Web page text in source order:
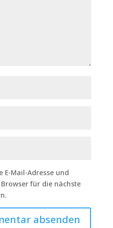
E-Mail-Adresse und
für die nächste